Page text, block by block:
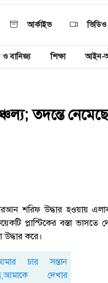
আর্কাইভ ভিডিও
ও বানিজ্য শিক্ষা আইন-
তদন্তে নেমেছে
শরিফ উদ্ধার হওয়ায়
প্লাস্টিকের বস্তা ভাসতে
করে।